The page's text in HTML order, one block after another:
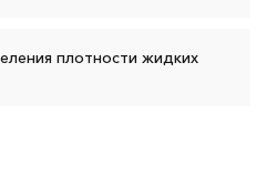
плотности жидких